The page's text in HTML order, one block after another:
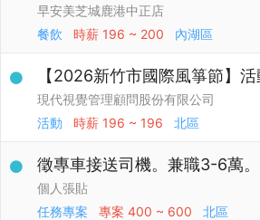
早安美芝城鹿港中正店
餐飲
時薪 196 ~ 200 內湖區
【2026新竹市國際風箏節】
現代視覺管理顧問股份有限公司
活動
時薪 196 ~ 196 北區
徵專車接送司機。兼職3-6萬
個人張貼
任務專案
專案 400 ~ 600 北區